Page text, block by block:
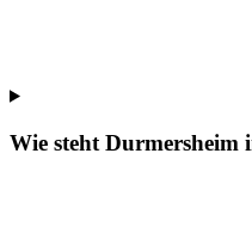
Wie steht Durmersheim